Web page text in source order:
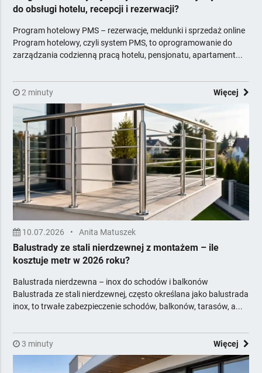
Piekarnictwo i cukiernictwo
Podłogi, Ściany, Sufity
Pozostałe
Pralnictwo
Reklama, Marketing, IT, Druk
Rtv
Sport i rekreacja
Stolarka otworowa
Systemy komputerowe i fiskalne
Tekstylia horeca
Urządzenia i środki chemiczne
Usługi dla firm
Wentylacja i klimatyzacja
Wyposażenie gastronomii
Wyposażenie łazienek
Zadaszenia i osłony zewnętrzne
Zawiera Ceny
Z Poradami Eksperta
do obsługi hotelu, recepcji i rezerwacji?
Program hotelowy PMS – rezerwacje, meldunki i sprzedaż online
Program hotelowy, czyli system PMS, to oprogramowanie do
zarządzania codzienną pracą hotelu, pensjonatu, apartament...
2 minuty Więcej
10.07.2026 • Anita Matuszek
Balustrady ze stali nierdzewnej z montażem – ile
kosztuje metr w 2026 roku?
Balustrada nierdzewna – inox do schodów i balkonów
Balustrada ze stali nierdzewnej, często określana jako balustrada
inox, to trwałe zabezpieczenie schodów, balkonów, tarasów, a...
3 minuty Więcej